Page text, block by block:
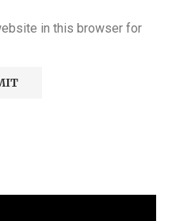
in this browser for